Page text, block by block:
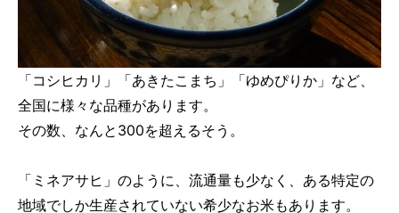
「コシヒカリ」「あきたこまち」「ゆめぴりか」など、
全国に様々な品種があります。
その数、なんと300を超えるそう。
「ミネアサヒ」のように、流通量も少なく、ある特定の
地域でしか生産されていない希少なお米もあります。